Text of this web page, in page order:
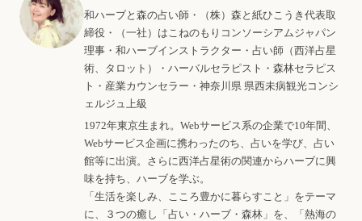
和ハーブと森の占い師・（株）森と紙ひこうき代表取
締役・（一社）はこねのもりコンソーシアムジャパン
理事・和ハーブインストラクター・占い師（西洋占星
術、タロット）・ハーバルセラピスト・森林セラピス
ト・産業カウンセラー・神奈川県 県西未病観光コンシ
ェルジュ上級
1972年東京生まれ。Webサービス系の企業で10年間、
Webサービス企画に携わったのち、占いを学び、占い
館等に出演。さらに西洋占星術の関連からハーブに興
味を持ち、ハーブを学ぶ。
「生活を楽しみ、こころ豊かに暮らすこと」をテーマ
に、３つの癒し「占い・ハーブ・森林」を、「熱海の